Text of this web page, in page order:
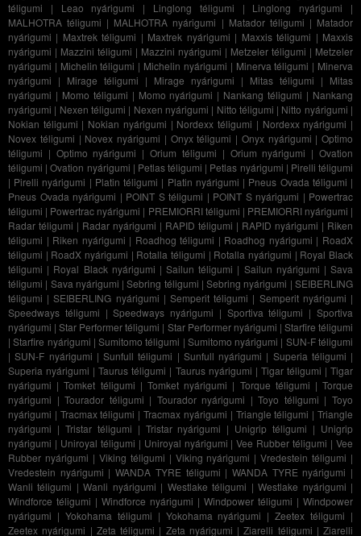
téligumi | Leao nyárigumi | Linglong téligumi | Linglong nyárigumi |
MALHOTRA téligumi | MALHOTRA nyárigumi | Matador téligumi | Matador
nyárigumi | Maxtrek téligumi | Maxtrek nyárigumi | Maxxis téligumi | Maxxis
nyárigumi | Mazzini téligumi | Mazzini nyárigumi | Metzeler téligumi | Metzeler
nyárigumi | Michelin téligumi | Michelin nyárigumi | Minerva téligumi | Minerva
nyárigumi | Mirage téligumi | Mirage nyárigumi | Mitas téligumi | Mitas
nyárigumi | Momo téligumi | Momo nyárigumi | Nankang téligumi | Nankang
nyárigumi | Nexen téligumi | Nexen nyárigumi | Nitto téligumi | Nitto nyárigumi |
Nokian téligumi | Nokian nyárigumi | Nordexx téligumi | Nordexx nyárigumi |
Novex téligumi | Novex nyárigumi | Onyx téligumi | Onyx nyárigumi | Optimo
téligumi | Optimo nyárigumi |Orium téligumi | Orium nyárigumi |Ovation
téligumi |Ovation nyárigumi | Petlas téligumi | Petlas nyárigumi | Pirelli téligumi
| Pirelli nyárigumi | Platin téligumi | Platin nyárigumi | Pneus Ovada téligumi |
Pneus Ovada nyárigumi | POINT S téligumi | POINT S nyárigumi | Powertrac
téligumi | Powertrac nyárigumi | PREMIORRI téligumi | PREMIORRI nyárigumi |
Radar téligumi | Radar nyárigumi | RAPID téligumi | RAPID nyárigumi | Riken
téligumi | Riken nyárigumi | Roadhog téligumi | Roadhog nyárigumi | RoadX
téligumi | RoadX nyárigumi | Rotalla téligumi | Rotalla nyárigumi | Royal Black
téligumi | Royal Black nyárigumi |Sailun téligumi | Sailun nyárigumi |Sava
téligumi | Sava nyárigumi |Sebring téligumi |Sebring nyárigumi |SEIBERLING
téligumi |SEIBERLING nyárigumi |Semperit téligumi | Semperit nyárigumi |
Speedways téligumi |Speedways nyárigumi | Sportiva téligumi |Sportiva
nyárigumi |Star Performer téligumi | Star Performer nyárigumi | Starfire téligumi
|Starfire nyárigumi |Sumitomo téligumi | Sumitomo nyárigumi | SUN-F téligumi
|SUN-F nyárigumi | Sunfull téligumi | Sunfull nyárigumi | Superia téligumi |
Superia nyárigumi |Taurus téligumi | Taurus nyárigumi | Tigar téligumi |Tigar
nyárigumi |Tomket téligumi | Tomket nyárigumi | Torque téligumi |Torque
nyárigumi |Tourador téligumi | Tourador nyárigumi |Toyo téligumi |Toyo
nyárigumi | Tracmax téligumi |Tracmax nyárigumi | Triangle téligumi |Triangle
nyárigumi | Tristar téligumi | Tristar nyárigumi | Unigrip téligumi | Unigrip
nyárigumi | Uniroyal téligumi | Uniroyal nyárigumi |Vee Rubber téligumi |Vee
Rubber nyárigumi | Viking téligumi | Viking nyárigumi |Vredestein téligumi |
Vredestein nyárigumi |WANDA TYRE téligumi | WANDA TYRE nyárigumi |
Wanli téligumi |Wanli nyárigumi | Westlake téligumi |Westlake nyárigumi |
Windforce téligumi | Windforce nyárigumi | Windpower téligumi | Windpower
nyárigumi | Yokohama téligumi | Yokohama nyárigumi |Zeetex téligumi |
Zeetex nyárigumi | Zeta téligumi | Zeta nyárigumi |Ziarelli téligumi | Ziarelli